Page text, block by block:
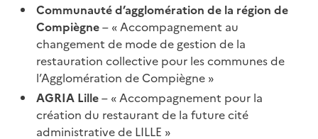
Communauté d’agglomération de la région de
Compiègne– « Accompagnement au
changement de mode de gestion de la
restauration collective pour les communes de
l’Agglomération de Compiègne »
AGRIA Lille– « Accompagnement pour la
création du restaurant de la future cité
administrative de LILLE »